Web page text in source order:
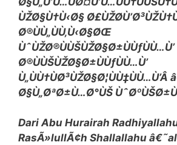
ÙŽØ§Ù†Ù‹Ø§
Ø®ÙÙ„ÙÙ‚Ù‹Ø§ØŒ
ÙˆÙŽØ®ÙÙŠÙŽØ§Ø±ÙÙƒÙÙ…Ù’
Ø®ÙÙŠÙŽØ§Ø±ÙÙƒÙÙ…Ù’
Ø§Ù„ØªØ±Ù…Ø°ÙŠ
Dari Abu Hurairah
RasÃ»lullÃ¢h Shallallahu